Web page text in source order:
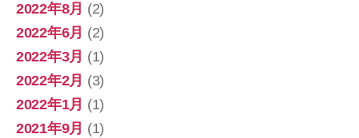
2022年8月 (2)
2022年6月 (2)
2022年3月 (1)
2022年2月 (3)
2022年1月 (1)
2021年9月 (1)